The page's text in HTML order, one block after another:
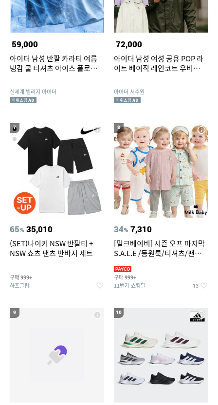
59,000
아이더 남성 반팔 카라티 여름
냉감 쿨 티셔츠 아이스 폴로티셔
신세계 빌리지 아이더
72,000
아이더 남성 여성 공용 POP 라
이트 베이직 레인코트 우비
아이더 서수원
7
65% 35,010
(SET)나이키 NSW 반팔티 +
NSW 쇼츠 팬츠 반바지 세트
구매 999+
하프클럽
8
34% 7,310
[밀크베이비] 시즌 오프 마지막
S.A.L.E /등원룩/티셔츠/팬츠/
구매 999+
11번가 쇼킹딜 13
9 10